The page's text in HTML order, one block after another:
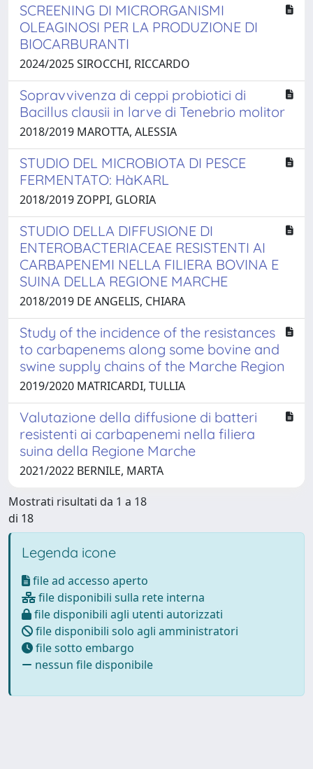
SCREENING DI MICRORGANISMI
OLEAGINOSI PER LA PRODUZIONE DI
BIOCARBURANTI
2024/2025 SIROCCHI, RICCARDO
Sopravvivenza di ceppi probiotici di
Bacillus clausii in larve di Tenebrio molitor
2018/2019 MAROTTA, ALESSIA
STUDIO DEL MICROBIOTA DI PESCE
FERMENTATO: HàKARL
2018/2019 ZOPPI, GLORIA
STUDIO DELLA DIFFUSIONE DI
ENTEROBACTERIACEAE RESISTENTI AI
CARBAPENEMI NELLA FILIERA BOVINA E
SUINA DELLA REGIONE MARCHE
2018/2019 DE ANGELIS, CHIARA
Study of the incidence of the resistances
to carbapenems along some bovine and
swine supply chains of the Marche Region
2019/2020 MATRICARDI, TULLIA
Valutazione della diffusione di batteri
resistenti ai carbapenemi nella filiera
suina della Regione Marche
2021/2022 BERNILE, MARTA
Mostrati risultati da 1 a 18
di 18
Legenda icone
file ad accesso aperto
file disponibili sulla rete interna
file disponibili agli utenti autorizzati
file disponibili solo agli amministratori
file sotto embargo
nessun file disponibile